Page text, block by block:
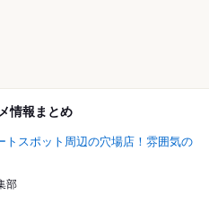
情報まとめ
トスポット周辺の穴場店！雰囲気の
部